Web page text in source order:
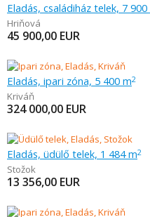
Eladás, családiház telek, 7 900
Hriňová
45 900,00 EUR
Eladás, ipari zóna, 5 400 m2
Kriváň
324 000,00 EUR
Eladás, üdülő telek, 1 484 m2
Stožok
13 356,00 EUR